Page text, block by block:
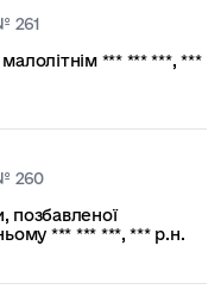
261
*** *** ***, ***
260
позбавленої
*** *** ***, *** р.н.